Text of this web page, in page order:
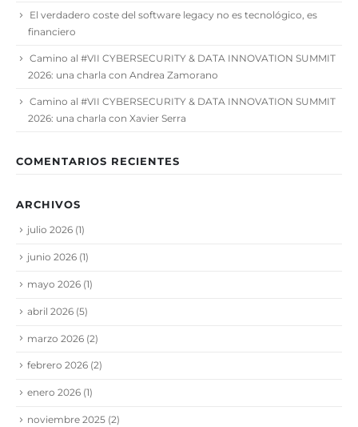
El verdadero coste del software legacy no es tecnológico, es
financiero
Camino al #VII CYBERSECURITY & DATA INNOVATION SUMMIT
2026: una charla con Andrea Zamorano
Camino al #VII CYBERSECURITY & DATA INNOVATION SUMMIT
2026: una charla con Xavier Serra
COMENTARIOS RECIENTES
ARCHIVOS
julio 2026 (1)
junio 2026 (1)
mayo 2026 (1)
abril 2026 (5)
marzo 2026 (2)
febrero 2026 (2)
enero 2026 (1)
noviembre 2025 (2)